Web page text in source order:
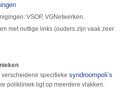
VSOP, VGNetwerken.
met nuttige links (ouders zijn vaak zeer
verscheidene specifiekesyndroompoli’s
polikliniek ligt op meerdere vlakken.